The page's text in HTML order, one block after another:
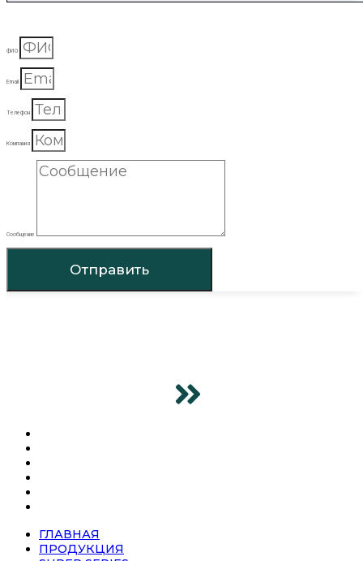
ФИО
Email
Телефон
Компания
Сообщение
Отправить
ГЛАВНАЯ
ПРОДУКЦИЯ